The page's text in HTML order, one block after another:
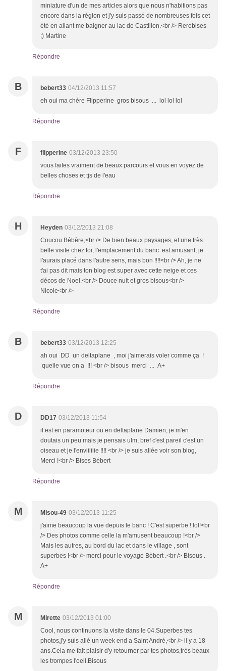
miniature d'un de mes articles alors que nous n'habitions pas
encore dans la région et j'y suis passé de nombreuses fois cet
été en allant me baigner au lac de Castillon.<br /> Rerebises
;) Martine
Répondre
B bebert33 04/12/2013 11:57
eh oui ma chère Flipperine gros bisous ... lol lol lol
Répondre
F flipperine 03/12/2013 23:50
vous faites vraiment de beaux parcours et vous en voyez de
belles choses et tjs de l'eau
Répondre
H Heyden 03/12/2013 21:08
Coucou Bébère,<br /> De bien beaux paysages, et une très
belle visite chez toi, l'emplacement du banc est amusant, je
l'aurais placé dans l'autre sens, mais bon !!!!<br /> Ah, je ne
t'ai pas dit mais ton blog est super avec cette neige et ces
décos de Noel.<br /> Douce nuit et gros bisous<br />
Nicole<br />
Répondre
B bebert33 03/12/2013 12:25
ah oui DD un deltaplane , moi j'aimerais voler comme ça !
quelle vue on a !!! <br /> bisous merci ... A+
Répondre
D DD17 03/12/2013 11:54
il est en paramoteur ou en deltaplane Damien, je m'en
doutais un peu mais je pensais ulm, bref c'est pareil c'est un
oiseau et je l'enviiiiiie !!!! <br /> je suis allée voir son blog,
Merci !<br /> Bises Bébert
Répondre
M Misou-49 03/12/2013 11:25
j'aime beaucoup la vue depuis le banc ! C'est superbe ! lol!<br
/> Des photos comme celle la m'amusent beaucoup !<br />
Mais les autres, au bord du lac et dans le village , sont
superbes !<br /> merci pour le voyage Bébert .<br /> Bisous .
A+
Répondre
M Mirette 03/12/2013 01:00
Cool, nous continuons la visite dans le 04.Superbes tes
photos,j'y suis allé un week end a Saint André,<br /> il y a 18
ans.Cela me fait plaisir d'y retourner par tes photos,très beaux
les trompes l'oeil.Bisous